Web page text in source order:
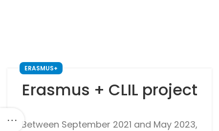
ERASMUS+
Erasmus + CLIL project
Between September 2021 and May 2023,